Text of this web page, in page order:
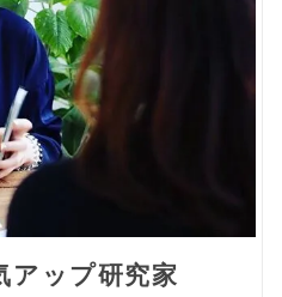
アップ研究家